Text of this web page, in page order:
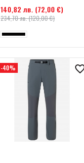
140,82 лв. (72,00 €)
234,70 лв. (120,00 €)
-40%